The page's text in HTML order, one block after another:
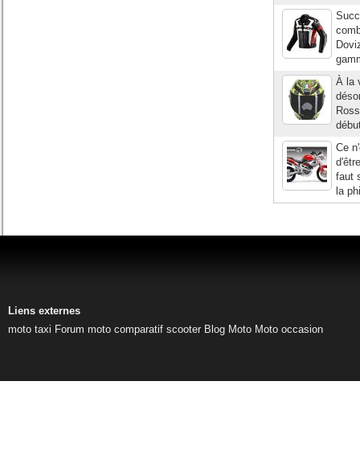
À la
Ce
faut
la
Liens externes
moto taxi Forum moto comparatif scooter Blog Moto Moto occasion